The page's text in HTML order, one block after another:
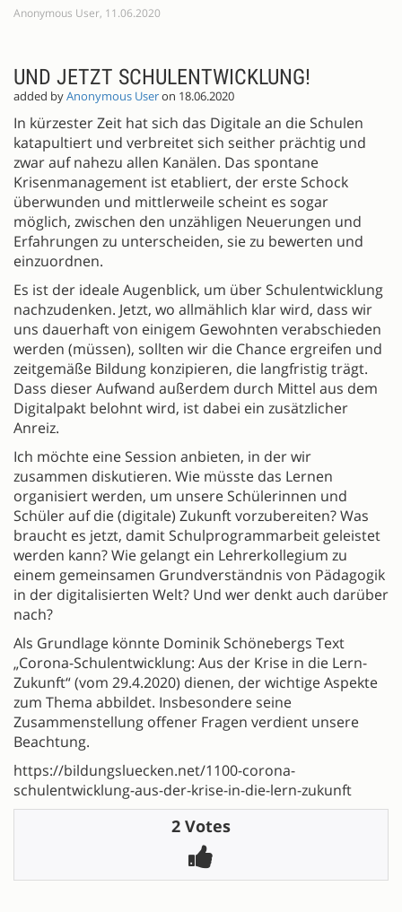
Anonymous User, 11.06.2020
UND JETZT SCHULENTWICKLUNG!
added byAnonymous Useron 18.06.2020
In kürzester Zeit hat sich das Digitale an die Schulen
katapultiert und verbreitet sich seither prächtig und
zwar auf nahezu allen Kanälen. Das spontane
Krisenmanagement ist etabliert, der erste Schock
überwunden und mittlerweile scheint es sogar
möglich, zwischen den unzähligen Neuerungen und
Erfahrungen zu unterscheiden, sie zu bewerten und
einzuordnen.
Es ist der ideale Augenblick, um über Schulentwicklung
nachzudenken. Jetzt, wo allmählich klar wird, dass wir
uns dauerhaft von einigem Gewohnten verabschieden
werden (müssen), sollten wir die Chance ergreifen und
zeitgemäße Bildung konzipieren, die langfristig trägt.
Dass dieser Aufwand außerdem durch Mittel aus dem
Digitalpakt belohnt wird, ist dabei ein zusätzlicher
Anreiz.
Ich möchte eine Session anbieten, in der wir
zusammen diskutieren. Wie müsste das Lernen
organisiert werden, um unsere Schülerinnen und
Schüler auf die (digitale) Zukunft vorzubereiten? Was
braucht es jetzt, damit Schulprogrammarbeit geleistet
werden kann? Wie gelangt ein Lehrerkollegium zu
einem gemeinsamen Grundverständnis von Pädagogik
in der digitalisierten Welt? Und wer denkt auch darüber
nach?
Als Grundlage könnte Dominik Schönebergs Text
„Corona-Schulentwicklung: Aus der Krise in die Lern-
Zukunft“ (vom 29.4.2020) dienen, der wichtige Aspekte
zum Thema abbildet. Insbesondere seine
Zusammenstellung offener Fragen verdient unsere
Beachtung.
https://bildungsluecken.net/1100-corona-
schulentwicklung-aus-der-krise-in-die-lern-zukunft
2 Votes